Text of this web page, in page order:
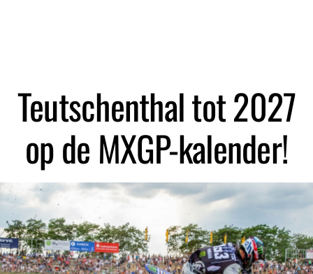
Teutschenthal tot 2027
op de MXGP-kalender!